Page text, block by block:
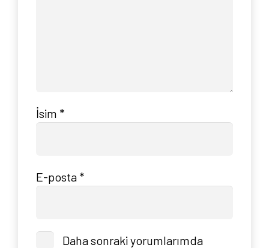
İsim *
E-posta *
Daha sonraki yorumlarımda